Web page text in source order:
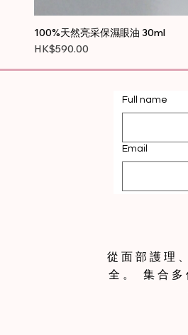
100%天然亮采保濕眼油 30ml
價格
HK$590.00
Full name
Email
從面部護理
全。 集合多